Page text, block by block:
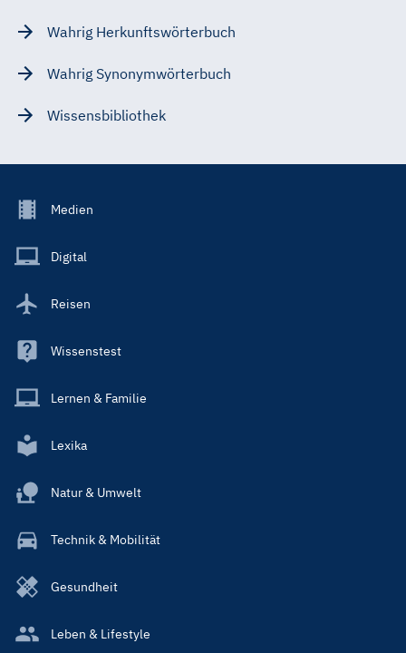
Wahrig Herkunftswörterbuch
Wahrig Synonymwörterbuch
Wissensbibliothek
Footer
Main
Medien
Digital
Reisen
Wissenstest
Lernen & Familie
Lexika
Natur & Umwelt
Technik & Mobilität
Gesundheit
Leben & Lifestyle